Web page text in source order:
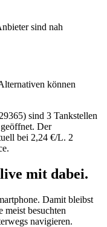
sind nah
können
sind 3 Tankstellen
Der
bei 2,24 €/L. 2
mit dabei.
Damit bleibst
meist besuchten
navigieren.